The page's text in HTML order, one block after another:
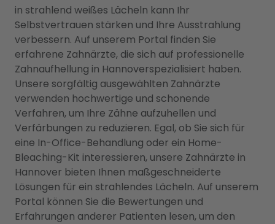
in strahlend weißes Lächeln kann Ihr
Selbstvertrauen stärken und Ihre Ausstrahlung
verbessern. Auf unserem Portal finden Sie
erfahrene Zahnärzte, die sich auf professionelle
Zahnaufhellung in Hannoverspezialisiert haben.
Unsere sorgfältig ausgewählten Zahnärzte
verwenden hochwertige und schonende
Verfahren, um Ihre Zähne aufzuhellen und
Verfärbungen zu reduzieren. Egal, ob Sie sich für
eine In-Office-Behandlung oder ein Home-
Bleaching-Kit interessieren, unsere Zahnärzte in
Hannover bieten Ihnen maßgeschneiderte
Lösungen für ein strahlendes Lächeln. Auf unserem
Portal können Sie die Bewertungen und
Erfahrungen anderer Patienten lesen, um den